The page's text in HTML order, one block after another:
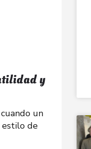
y
un
estilo de